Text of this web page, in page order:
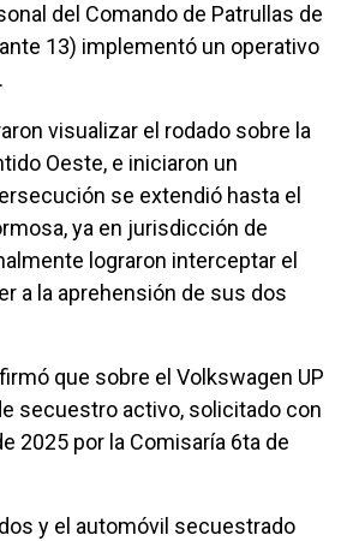
del Comando de Patrullas de
13) implementó un operativo
visualizar el rodado sobre la
Oeste, e iniciaron un
se extendió hasta el
ya en jurisdicción de
lograron interceptar el
a la aprehensión de sus dos
que sobre el Volkswagen UP
secuestro activo, solicitado con
2025 por la Comisaría 6ta de
y el automóvil secuestrado